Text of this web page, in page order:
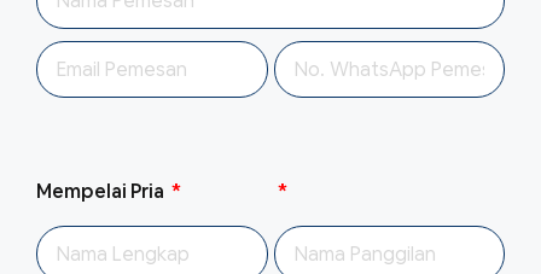
Mempelai Pria